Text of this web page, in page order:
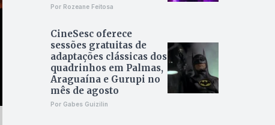
Por Rozeane Feitosa
CineSesc oferece
sessões gratuitas de
adaptações clássicas dos
quadrinhos em Palmas,
Araguaína e Gurupi no
mês de agosto
Por Gabes Guizilin